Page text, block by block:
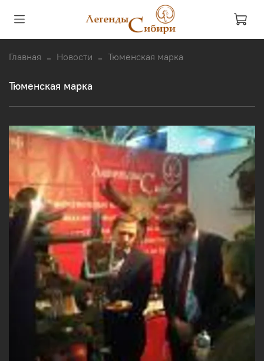
Главная Новости Тюменская марка
Тюменская марка